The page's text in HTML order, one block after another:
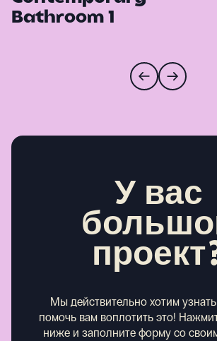
Bathroom 1
У вас
Мы действительно хотим
помочь вам воплотить это!
ниже и заполните форму со